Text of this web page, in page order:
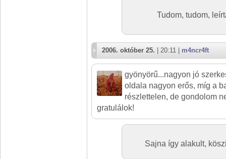
Tudom, tudom,
2006. október 25. | 20:11 | m4ncr4ft
gyönyörű...nagyon jó
oldala nagyon erős, míg a
részlettelen, de gondolom
gratulálok!
Sajna így alakult,